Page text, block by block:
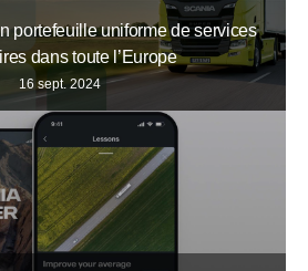
portefeuille uniforme de services
dans toute l’Europe
16 sept. 2024